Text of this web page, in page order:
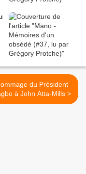
du Président
Gbagbo à John Atta-Mills >